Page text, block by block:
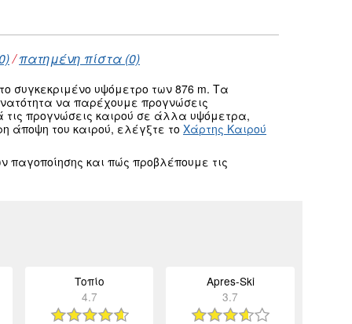
/πατημένη πίστα (0)
συγκεκριμένο υψόμετρο των 876 m. Τα
να παρέχουμε προγνώσεις
προγνώσεις καιρού σε άλλα υψόμετρα,
άποψη του καιρού, ελέγξτε το Χάρτης Καιρού
παγοποίησης και πώς προβλέπουμε τις
Τοπίο
4.7
Apres-Ski
3.7